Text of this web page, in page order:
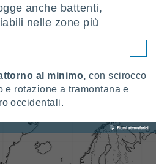
anche battenti,
nelle zone più
al minimo, con scirocco
e rotazione a tramontana e
occidentali.